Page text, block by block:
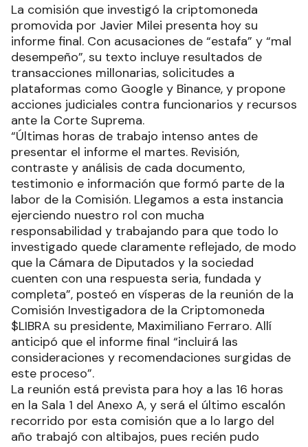
La comisión que investigó la criptomoneda
promovida por Javier Milei presenta hoy su
informe final. Con acusaciones de “estafa” y “mal
desempeño”, su texto incluye resultados de
transacciones millonarias, solicitudes a
plataformas como Google y Binance, y propone
acciones judiciales contra funcionarios y recursos
ante la Corte Suprema.
“Últimas horas de trabajo intenso antes de
presentar el informe el martes. Revisión,
contraste y análisis de cada documento,
testimonio e información que formó parte de la
labor de la Comisión. Llegamos a esta instancia
ejerciendo nuestro rol con mucha
responsabilidad y trabajando para que todo lo
investigado quede claramente reflejado, de modo
que la Cámara de Diputados y la sociedad
cuenten con una respuesta seria, fundada y
completa”, posteó en vísperas de la reunión de la
Comisión Investigadora de la Criptomoneda
$LIBRA su presidente, Maximiliano Ferraro. Allí
anticipó que el informe final “incluirá las
consideraciones y recomendaciones surgidas de
este proceso”.
La reunión está prevista para hoy a las 16 horas
en la Sala 1 del Anexo A, y será el último escalón
recorrido por esta comisión que a lo largo del
año trabajó con altibajos, pues recién pudo